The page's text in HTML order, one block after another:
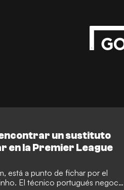
un sustituto
en la Premier League
está a punto de fichar por el
El técnico portugués negocia